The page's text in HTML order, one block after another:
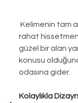
Kelimenin tam
rahat
güzel bir alan
konusu
odasına gider.
Kolaylıkla